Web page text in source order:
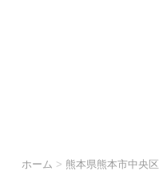
ホーム > 熊本県熊本市中央区